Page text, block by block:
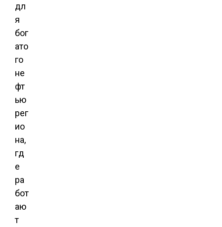
дл
я
бог
ато
го
не
фт
ью
рег
ио
на,
гд
е
ра
бот
аю
т